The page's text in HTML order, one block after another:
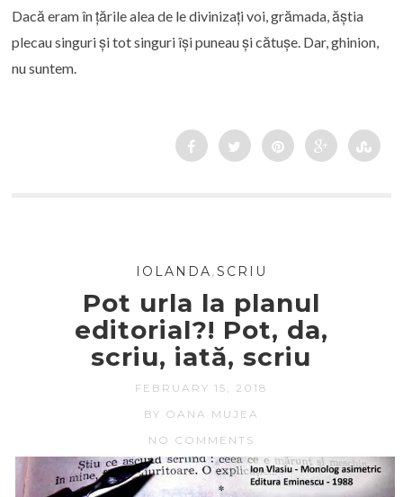
Dacă eram în țările alea de le divinizați voi, grămada, ăștia
plecau singuri și tot singuri își puneau și cătușe. Dar, ghinion,
nu suntem.
IOLANDA, SCRIU
Pot urla la planul
editorial?! Pot, da,
scriu, iată, scriu
FEBRUARY 15, 2018
BY OANA MUJEA
NO COMMENTS